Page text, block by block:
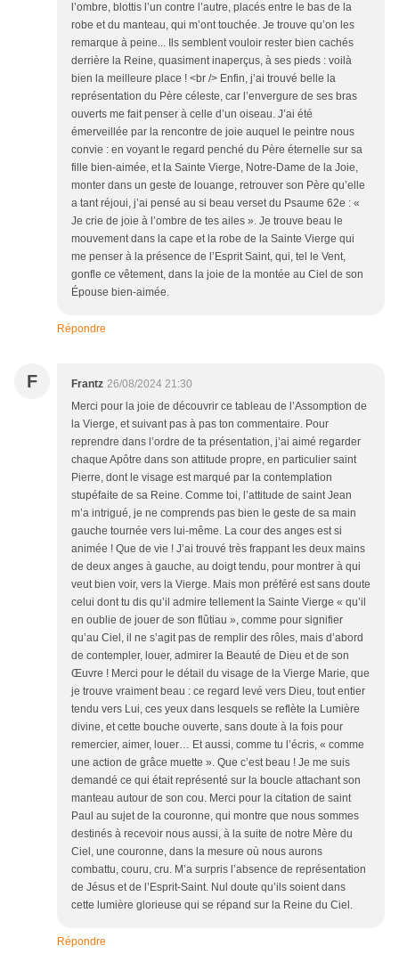
l’ombre, blottis l’un contre l’autre, placés entre le bas de la
robe et du manteau, qui m’ont touchée. Je trouve qu’on les
remarque à peine... Ils semblent vouloir rester bien cachés
derrière la Reine, quasiment inaperçus, à ses pieds : voilà
bien la meilleure place ! <br /> Enfin, j’ai trouvé belle la
représentation du Père céleste, car l’envergure de ses bras
ouverts me fait penser à celle d’un oiseau. J’ai été
émerveillée par la rencontre de joie auquel le peintre nous
convie : en voyant le regard penché du Père éternelle sur sa
fille bien-aimée, et la Sainte Vierge, Notre-Dame de la Joie,
monter dans un geste de louange, retrouver son Père qu’elle
a tant réjoui, j’ai pensé au si beau verset du Psaume 62e : «
Je crie de joie à l’ombre de tes ailes ». Je trouve beau le
mouvement dans la cape et la robe de la Sainte Vierge qui
me penser à la présence de l’Esprit Saint, qui, tel le Vent,
gonfle ce vêtement, dans la joie de la montée au Ciel de son
Épouse bien-aimée.
Répondre
F Frantz 26/08/2024 21:30
Merci pour la joie de découvrir ce tableau de l’Assomption de
la Vierge, et suivant pas à pas ton commentaire. Pour
reprendre dans l’ordre de ta présentation, j’ai aimé regarder
chaque Apôtre dans son attitude propre, en particulier saint
Pierre, dont le visage est marqué par la contemplation
stupéfaite de sa Reine. Comme toi, l’attitude de saint Jean
m’a intrigué, je ne comprends pas bien le geste de sa main
gauche tournée vers lui-même. La cour des anges est si
animée ! Que de vie ! J’ai trouvé très frappant les deux mains
de deux anges à gauche, au doigt tendu, pour montrer à qui
veut bien voir, vers la Vierge. Mais mon préféré est sans doute
celui dont tu dis qu’il admire tellement la Sainte Vierge « qu’il
en oublie de jouer de son flûtiau », comme pour signifier
qu’au Ciel, il ne s’agit pas de remplir des rôles, mais d’abord
de contempler, louer, admirer la Beauté de Dieu et de son
Œuvre ! Merci pour le détail du visage de la Vierge Marie, que
je trouve vraiment beau : ce regard levé vers Dieu, tout entier
tendu vers Lui, ces yeux dans lesquels se reflète la Lumière
divine, et cette bouche ouverte, sans doute à la fois pour
remercier, aimer, louer… Et aussi, comme tu l’écris, « comme
une action de grâce muette ». Que c’est beau ! Je me suis
demandé ce qui était représenté sur la boucle attachant son
manteau autour de son cou. Merci pour la citation de saint
Paul au sujet de la couronne, qui montre que nous sommes
destinés à recevoir nous aussi, à la suite de notre Mère du
Ciel, une couronne, dans la mesure où nous aurons
combattu, couru, cru. M’a surpris l’absence de représentation
de Jésus et de l’Esprit-Saint. Nul doute qu’ils soient dans
cette lumière glorieuse qui se répand sur la Reine du Ciel.
Répondre